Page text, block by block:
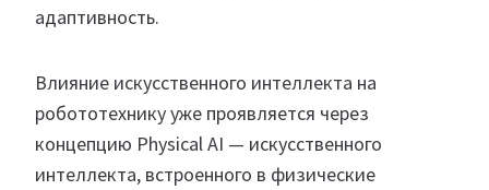
адаптивность.
Влияние искусственного интеллекта на
робототехнику уже проявляется через
концепцию Physical AI — искусственного
интеллекта, встроенного в физические